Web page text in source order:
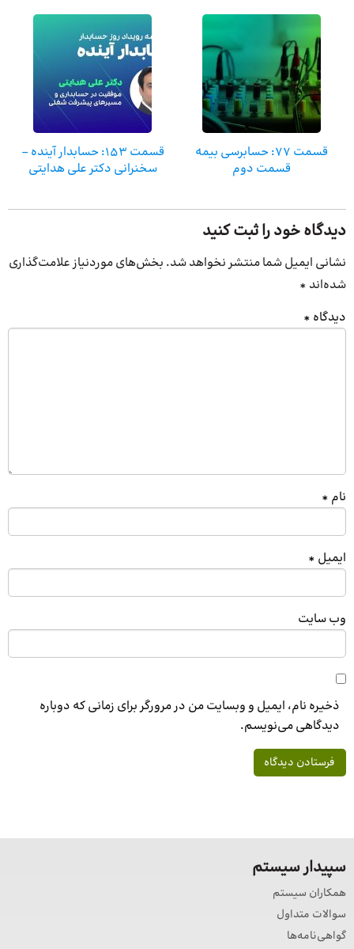
قسمت 77: حسابرسی بیمه
قسمت دوم
قسمت ۱۵۳: حسابدار آینده –
سخنرانی دکتر علی هدایتی
دیدگاه خود را ثبت کنید
نشانی ایمیل شما منتشر نخواهد شد. بخش‌های موردنیاز علامت‌گذاری
شده‌اند *
دیدگاه *
نام *
ایمیل *
وب‌ سایت
ذخیره نام، ایمیل و وبسایت من در مرورگر برای زمانی که دوباره
دیدگاهی می‌نویسم.
سپیدار سیستم
همکاران سیستم
سوالات متداول
گواهی‌نامه‌ها